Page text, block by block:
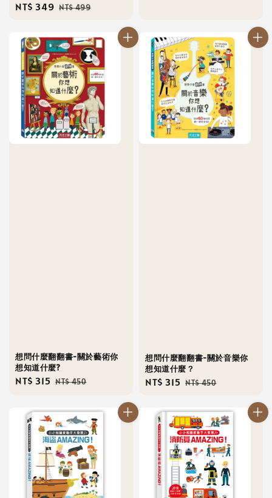
Sale
NT$ 349 Regular
NT$ 499
想問什麼翻翻書-關於藝術你
想知道什麼?
Sale
NT$ 315 Regular
NT$ 450
想問什麼翻翻書-關於音樂你
想知道什麼？
Sale
NT$ 315 Regular
NT$ 450